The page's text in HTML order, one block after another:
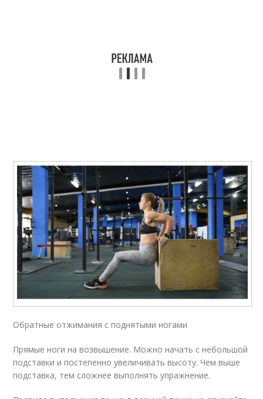
Обратные отжимания с поднятыми ногами
Прямые ноги на возвышение. Можно начать с небольшой
подставки и постепенно увеличивать высоту. Чем выше
подставка, тем сложнее выполнять упражнение.